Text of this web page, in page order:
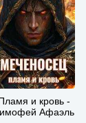
и кровь -
Афаэль